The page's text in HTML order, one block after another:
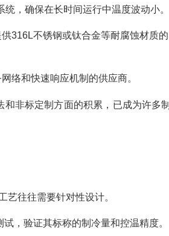
，确保在长时间运行中温度波动小。
316L不锈钢或钛合金等耐腐蚀材质的
络和快速响应机制的供应商。
非标定制方面的积累，已成为许多制
艺往往需要针对性设计。
，验证其标称的制冷量和控温精度。